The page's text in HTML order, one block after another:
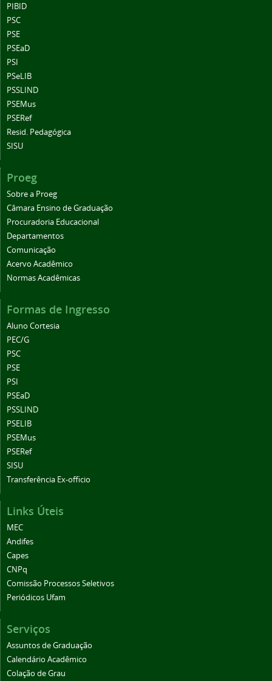
PIBID
PSC
PSE
PSEaD
PSI
PSeLIB
PSSLIND
PSEMus
PSERef
Resid. Pedagógica
SISU
Proeg
Sobre a Proeg
Câmara Ensino de Graduação
Procuradoria Educacional
Departamentos
Comunicação
Acervo Acadêmico
Normas Acadêmicas
Formas de Ingresso
Aluno Cortesia
PEC/G
PSC
PSE
PSI
PSEaD
PSSLIND
PSELIB
PSEMus
PSERef
SISU
Transferência Ex-officio
Links Úteis
MEC
Andifes
Capes
CNPq
Comissão Processos Seletivos
Periódicos Ufam
Serviços
Assuntos de Graduação
Calendário Acadêmico
Colação de Grau